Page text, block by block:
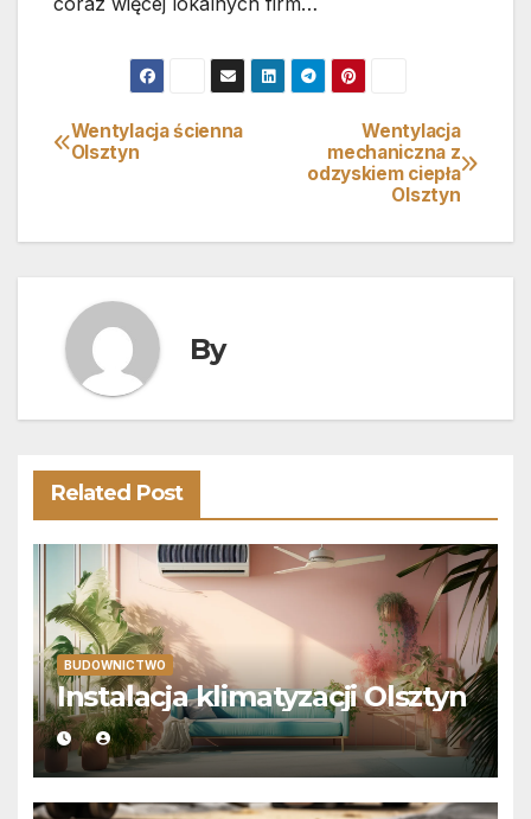
Nawigacja
Wentylacja
mechaniczna z
odzyskiem ciepła
Olsztyn
Wentylacja ścienna
Olsztyn
By
Related Post
BUDOWNICTWO
Instalacja klimatyzacji Olsztyn